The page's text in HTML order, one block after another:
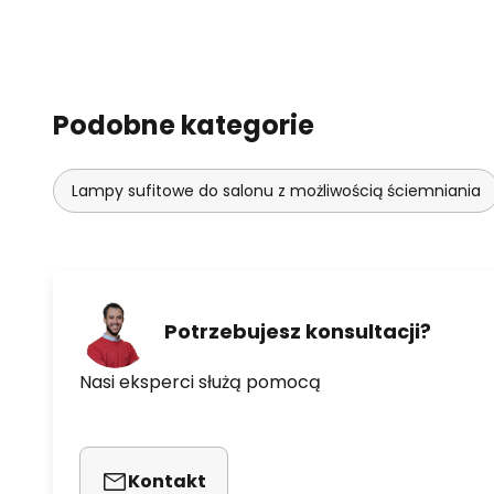
Podobne kategorie
Lampy sufitowe do salonu z możliwością ściemniania
Potrzebujesz konsultacji?
Nasi eksperci służą pomocą
Kontakt